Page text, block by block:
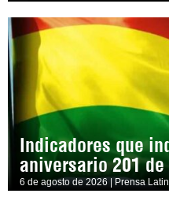
Indicadores que
aniversario 201
6 de agosto de 2026 | Prensa